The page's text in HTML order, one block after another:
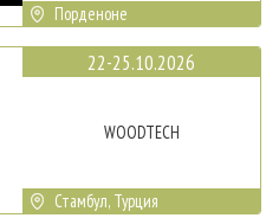
Порденоне
22-25.10.2026
WOODTECH
Стамбул, Турция